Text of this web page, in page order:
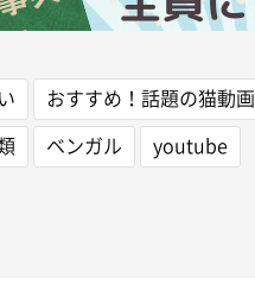
おすすめ！話題の猫動画
ベンガル youtube